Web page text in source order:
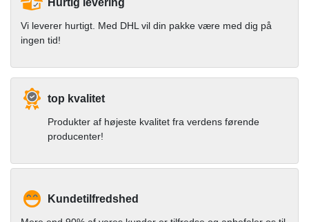
Vi leverer hurtigt. Med DHL vil din pakke være med dig på
ingen tid!
top kvalitet
Produkter af højeste kvalitet fra verdens førende
producenter!
Kundetilfredshed